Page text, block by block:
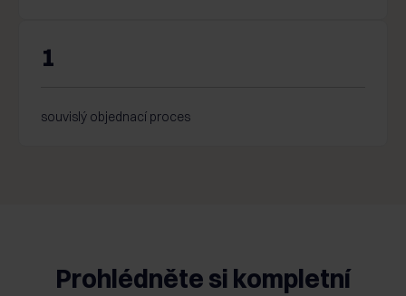
1
souvislý objednací proces
Prohlédněte si kompletní